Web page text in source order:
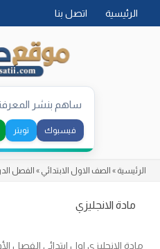
الرئيسية اتصل بنا
ساهم بنشر
فيسبوك تويتر
الرئيسية » الصف الاول الابتدائي » الفصل
مادة الانجليزي
مادة الانجليزي اول ابتدائي الفصل